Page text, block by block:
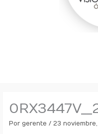
Por gerente/23